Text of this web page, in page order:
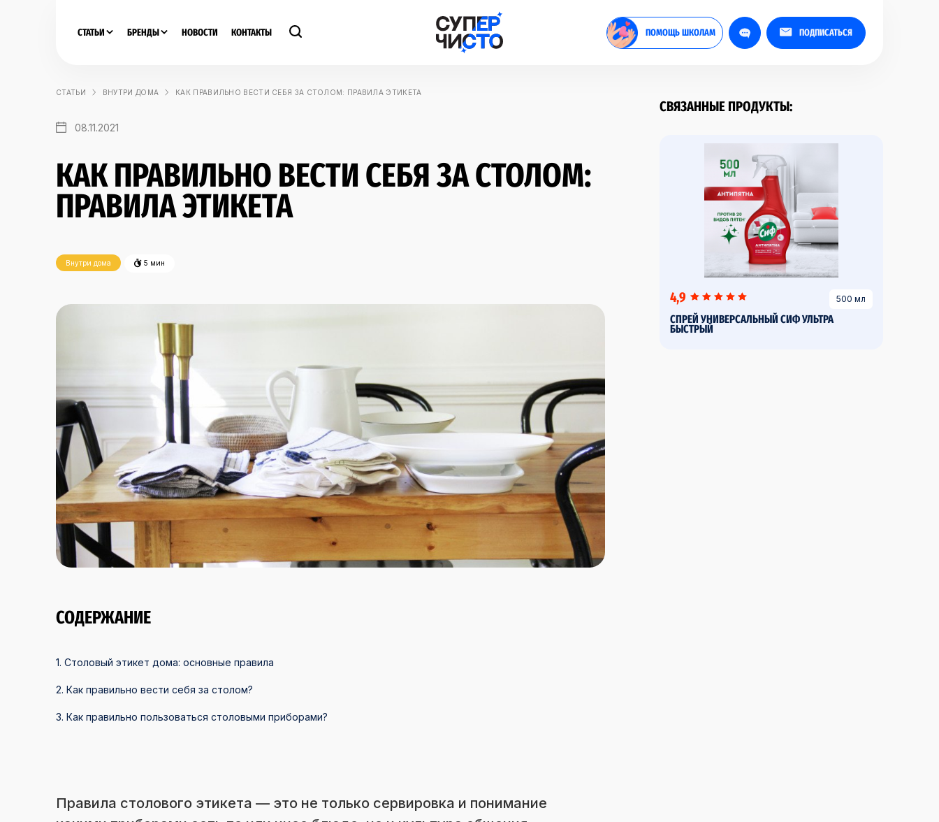
СТАТЬИ БРЕНДЫ НОВОСТИ КОНТАКТЫ ПОМОЩЬ ШКОЛАМ ПОДПИСАТЬСЯ
СТАТЬИ ВНУТРИ ДОМА КАК ПРАВИЛЬНО ВЕСТИ СЕБЯ ЗА СТОЛОМ: ПРАВИЛА ЭТИКЕТА
08.11.2021
КАК ПРАВИЛЬНО ВЕСТИ СЕБЯ ЗА СТОЛОМ:
ПРАВИЛА ЭТИКЕТА
Внутри дома 5 мин
СОДЕРЖАНИЕ
1. Столовый этикет дома: основные правила
2. Как правильно вести себя за столом?
3. Как правильно пользоваться столовыми приборами?
Правила столового этикета — это не только сервировка и понимание
СВЯЗАННЫЕ ПРОДУКТЫ:
4,9 500 мл
СПРЕЙ УНИВЕРСАЛЬНЫЙ СИФ УЛЬТРА
БЫСТРЫЙ